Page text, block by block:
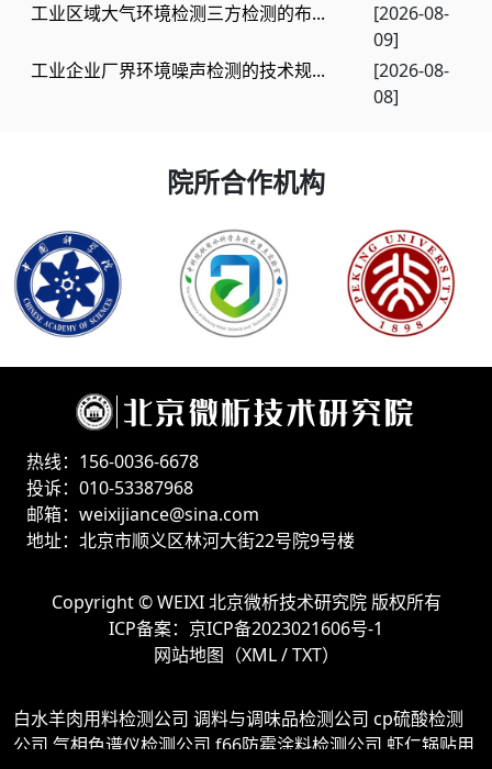
工业区域大气环境检测三方检测的布...
[2026-08-
09]
工业企业厂界环境噪声检测的技术规...
[2026-08-
08]
院所合作机构
热线：156-0036-6678
投诉：010-53387968
邮箱：weixijiance@sina.com
地址：北京市顺义区林河大街22号院9号楼
Copyright ©WEIXI 北京微析技术研究院版权所有
ICP备案： 京ICP备2023021606号-1
网站地图（XML/TXT）
白水羊肉用料检测公司 调料与调味品检测公司 cp硫酸检测
公司 气相色谱仪检测公司 f66防霉涂料检测公司 虾仁锅贴用